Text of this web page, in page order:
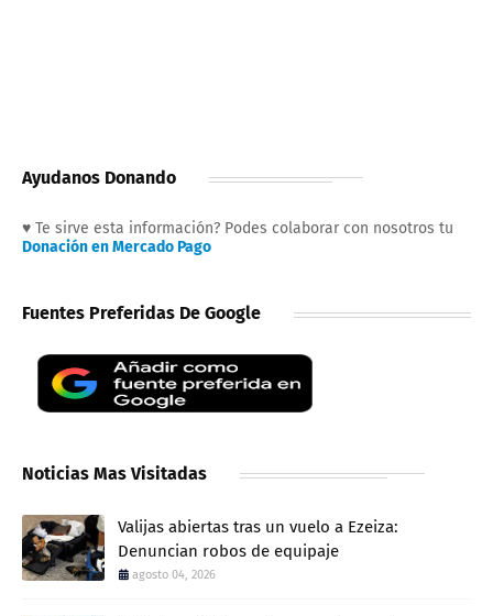
Ayudanos Donando
♥ Te sirve esta información? Podes colaborar con nosotros tu
Donación en Mercado Pago
Fuentes Preferidas De Google
Noticias Mas Visitadas
Valijas abiertas tras un vuelo a Ezeiza:
Denuncian robos de equipaje
agosto 04, 2026